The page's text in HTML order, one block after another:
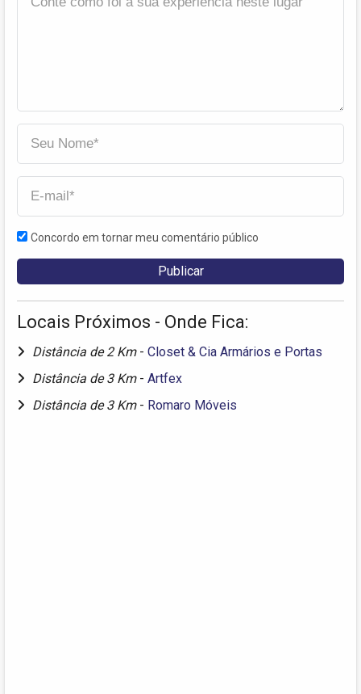
Concordo em tornar meu comentário público
Locais Próximos - Onde Fica:
Distância de 2 Km - Closet & Cia Armários e Portas
Distância de 3 Km - Artfex
Distância de 3 Km - Romaro Móveis